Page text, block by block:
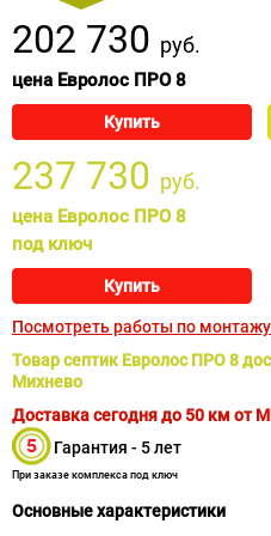
202 730 руб.
цена Евролос ПРО 8
Купить
237 730 руб.
цена Евролос ПРО 8
под ключ
Купить
Посмотреть работы по
Товар септик Евролос ПРО 8
Михнево
Доставка сегодня до 50 км от
Гарантия - 5 лет
При заказе комплекса под ключ
Основные характеристики